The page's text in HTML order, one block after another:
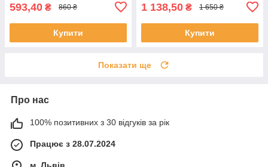
593,40 ₴ 860 ₴
Купити
1 138,50 ₴ 1 650 ₴
Купити
Показати ще
Про нас
100% позитивних з 30 відгуків за рік
Працює з 28.07.2024